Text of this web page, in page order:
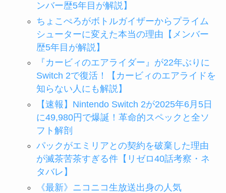
ンバー歴5年目が解説】
ちょこぺろがボトルガイザーからプライム
シューターに変えた本当の理由【メンバー
歴5年目が解説】
『カービィのエアライダー』が22年ぶりに
Switch 2で復活！【カービィのエアライドを
知らない人にも解説】
【速報】Nintendo Switch 2が2025年6月5日
に49,980円で爆誕！革命的スペックと全ソ
フト解剖
パックがエミリアとの契約を破棄した理由
が滅茶苦茶すぎる件【リゼロ40話考察・ネ
タバレ】
《最新》ニコニコ生放送出身の人気